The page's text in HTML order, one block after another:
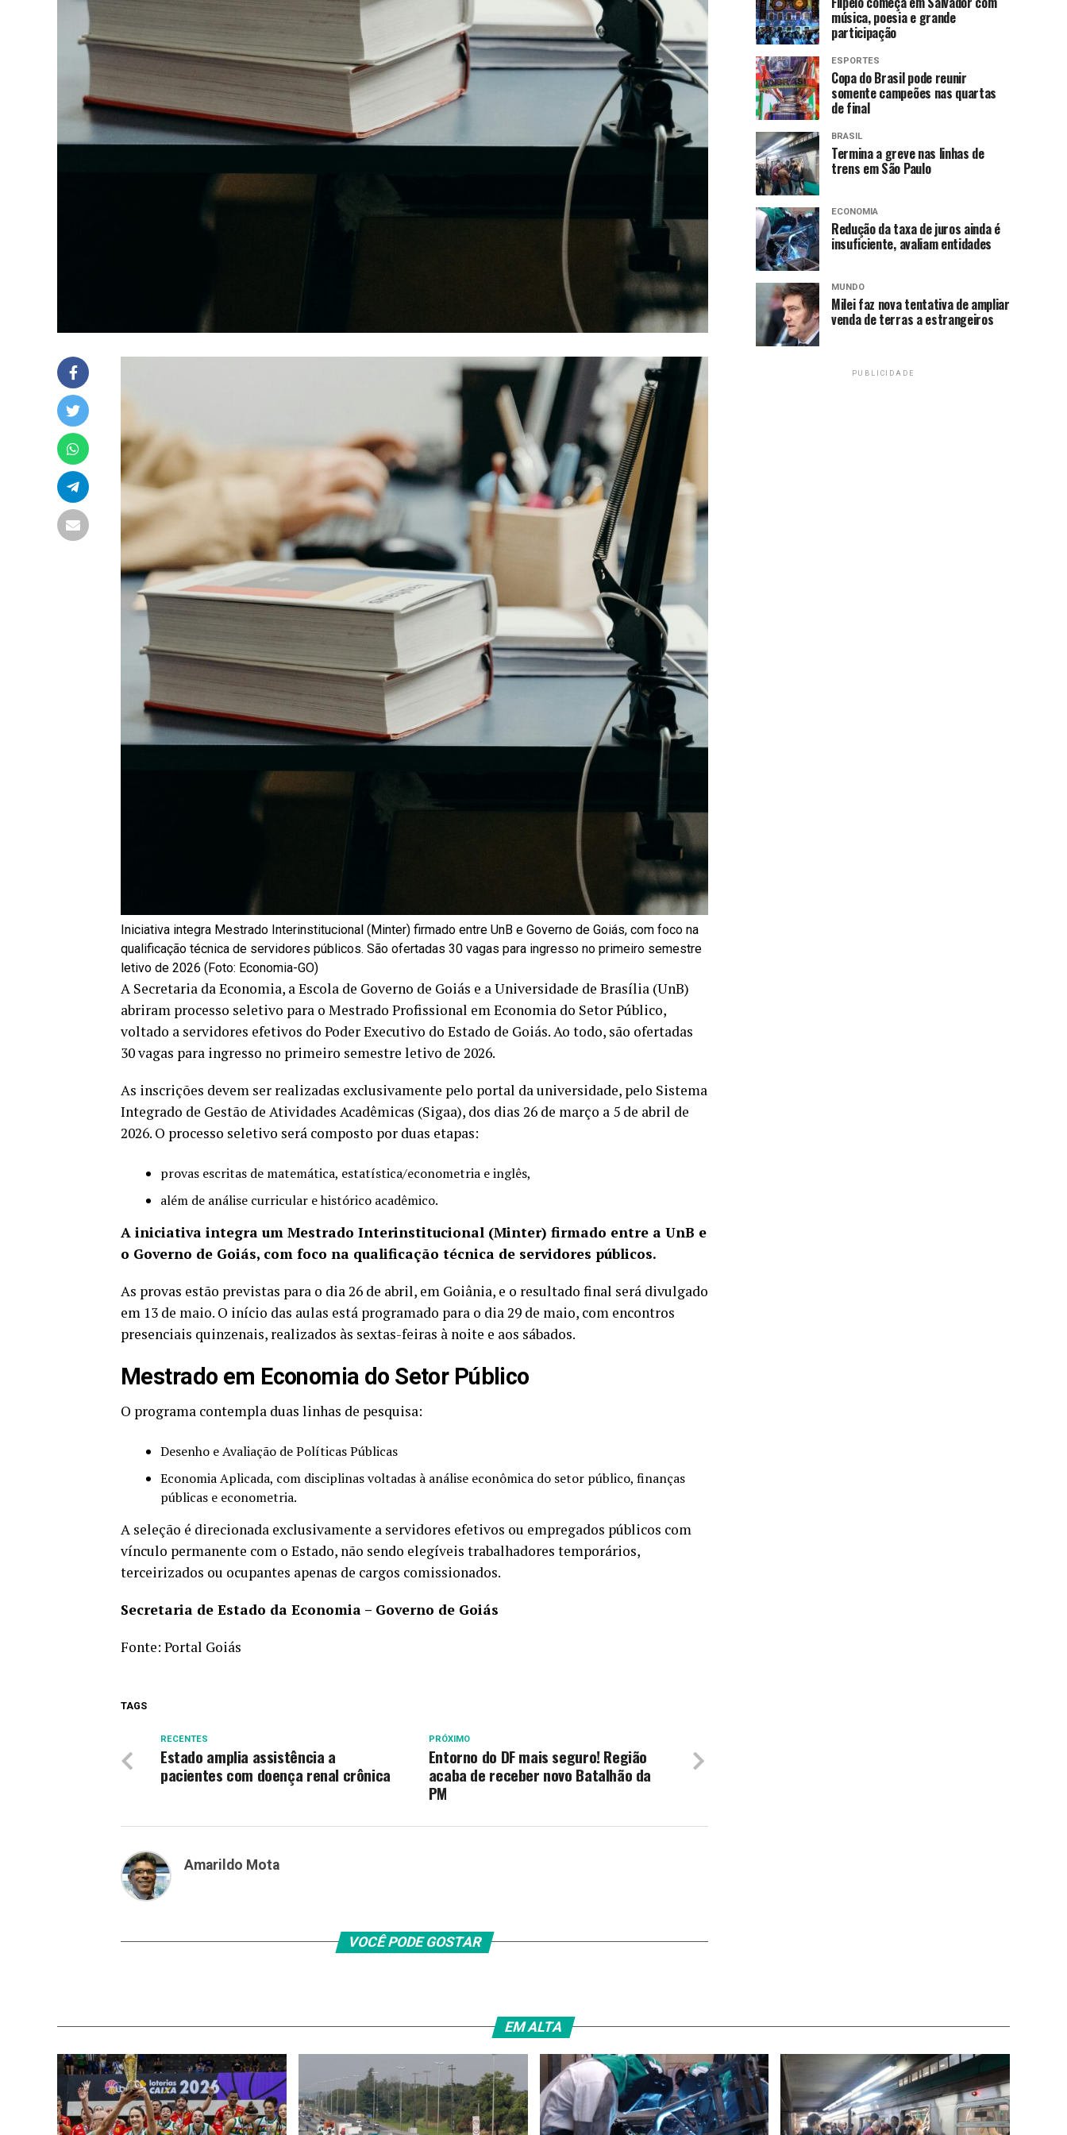
Iniciativa integra Mestrado Interinstitucional (Minter) firmado entre UnB e Governo de Goiás, com foco na
qualificação técnica de servidores públicos. São ofertadas 30 vagas para ingresso no primeiro semestre
letivo de 2026 (Foto: Economia-GO)
A Secretaria da Economia, a Escola de Governo de Goiás e a Universidade de Brasília (UnB)
abriram processo seletivo para o Mestrado Profissional em Economia do Setor Público,
voltado a servidores efetivos do Poder Executivo do Estado de Goiás. Ao todo, são ofertadas
30 vagas para ingresso no primeiro semestre letivo de 2026.
As inscrições devem ser realizadas exclusivamente pelo portal da universidade, pelo Sistema
Integrado de Gestão de Atividades Acadêmicas (Sigaa), dos dias 26 de março a 5 de abril de
2026. O processo seletivo será composto por duas etapas:
provas escritas de matemática, estatística/econometria e inglês,
além de análise curricular e histórico acadêmico.
A iniciativa integra um Mestrado Interinstitucional (Minter) firmado entre a UnB e
o Governo de Goiás, com foco na qualificação técnica de servidores públicos.
As provas estão previstas para o dia 26 de abril, em Goiânia, e o resultado final será divulgado
em 13 de maio. O início das aulas está programado para o dia 29 de maio, com encontros
presenciais quinzenais, realizados às sextas-feiras à noite e aos sábados.
Mestrado em Economia do Setor Público
O programa contempla duas linhas de pesquisa:
Desenho e Avaliação de Políticas Públicas
Economia Aplicada, com disciplinas voltadas à análise econômica do setor público, finanças
públicas e econometria.
A seleção é direcionada exclusivamente a servidores efetivos ou empregados públicos com
vínculo permanente com o Estado, não sendo elegíveis trabalhadores temporários,
terceirizados ou ocupantes apenas de cargos comissionados.
Secretaria de Estado da Economia – Governo de Goiás
Fonte: Portal Goiás
TAGS
PRÓXIMO
Entorno do DF mais seguro! Região
acaba de receber novo Batalhão da
PM
RECENTES
Estado amplia assistência a
pacientes com doença renal crônica
Amarildo Mota
VOCÊ PODE GOSTAR
música, poesia e grande
participação
ESPORTES
Copa do Brasil pode reunir
somente campeões nas quartas
de final
BRASIL
Termina a greve nas linhas de
trens em São Paulo
ECONOMIA
Redução da taxa de juros ainda é
insuficiente, avaliam entidades
MUNDO
Milei faz nova tentativa de ampliar
venda de terras a estrangeiros
PUBLICIDADE
EM ALTA